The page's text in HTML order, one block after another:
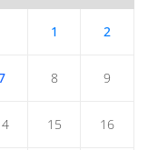
1 2
8 9
15 16